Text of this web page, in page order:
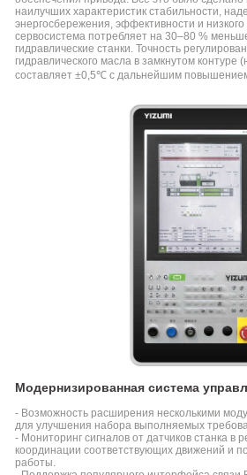
наилучших характеристик стабильности,
энергосбережения, эффективности и
сервосистема потребляет на 30–80 %
гидравлические станки. Точность
гидравлического масла в замкнутом контуре
составляет ±0,5℃ с дальнейшим
Модернизированная система
- Возможность расширения несколькими
для улучшения набора выполняемых
- Мониторинг сигналов от датчиков станка в
координации соответствующих движений и
работы.